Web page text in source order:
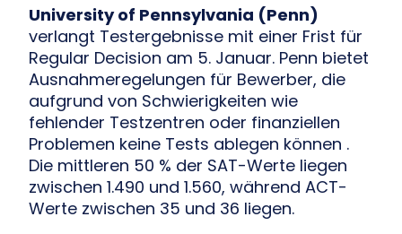
University of Pennsylvania (Penn)
verlangt Testergebnisse mit einer Frist für
Regular Decision am 5. Januar. Penn bietet
Ausnahmeregelungen für Bewerber, die
aufgrund von Schwierigkeiten wie
fehlender Testzentren oder finanziellen
Problemen keine Tests ablegen können .
Die mittleren 50 % der SAT-Werte liegen
zwischen 1.490 und 1.560, während ACT-
Werte zwischen 35 und 36 liegen.